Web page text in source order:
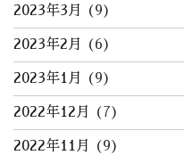
2023年3月 (9)
2023年2月 (6)
2023年1月 (9)
2022年12月 (7)
2022年11月 (9)